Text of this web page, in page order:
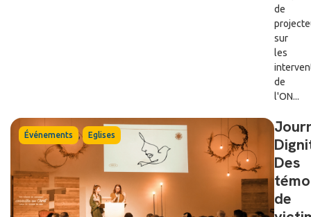
de
sur
les
de
l'ON...
Événements , Eglises
Des
de